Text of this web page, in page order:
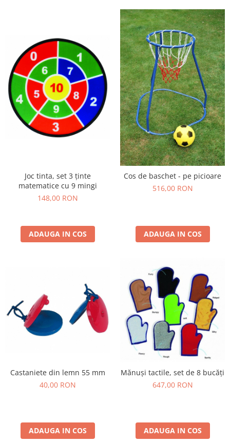
Joc tinta, set 3 ținte
matematice cu 9 mingi
148,00 RON
ADAUGA IN COS
Cos de baschet - pe picioare
516,00 RON
ADAUGA IN COS
Castaniete din lemn 55 mm
40,00 RON
ADAUGA IN COS
Mănuși tactile, set de 8 bucăți
647,00 RON
ADAUGA IN COS